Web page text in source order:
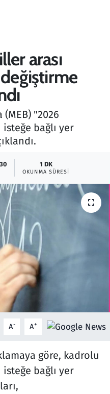
arası
"2026
bağlı yer
1 DK
OKUNMA SÜRESI
A- A+
göre, kadrolu
bağlı yer